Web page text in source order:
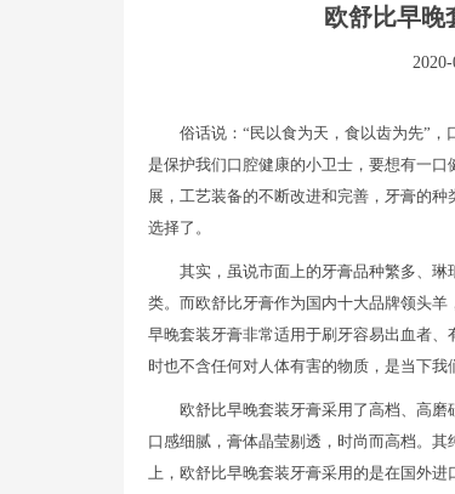
欧舒比早
俗话说：“民以食为天，食以齿为先”
是保护我们口腔健康的小卫士，要想有一
展，工艺装备的不断改进和完善，牙膏的
选择了。
其实，虽说市面上的牙膏品种繁多、
类。而欧舒比牙膏作为国内十大品牌领头
早晚套装牙膏非常适用于刷牙容易出血者
时也不含任何对人体有害的物质，是当下我
欧舒比早晚套装牙膏采用了高档、高磨
口感细腻，膏体晶莹剔透，时尚而高档。
上，欧舒比早晚套装牙膏采用的是在国外